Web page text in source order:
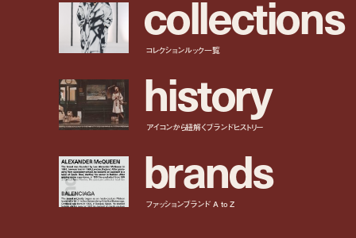
collections
コレクションルック一覧
history
アイコンから紐解くブランドヒストリー
brands
ファッションブランド A to Z